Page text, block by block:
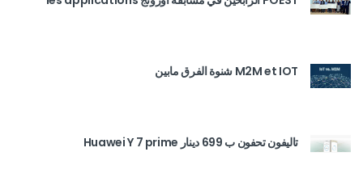
M2M et IOT شنوة الفرق مابين
تاليفون تحفون ب 699 دينار Huawei Y 7 prime